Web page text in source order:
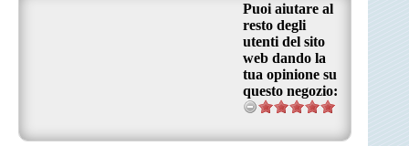
Puoi aiutare al
resto degli
utenti del sito
web dando la
tua opinione su
questo negozio: